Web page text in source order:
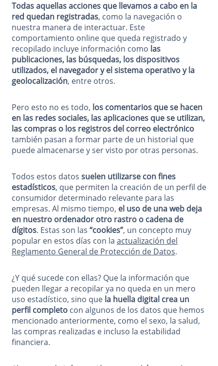
Todas aquellas acciones que llevamos a cabo en la
red quedan registradas, como la navegación o
nuestra manera de interactuar. Este
comportamiento online que queda registrado y
recopilado incluye información como las
publicaciones, las búsquedas, los dispositivos
utilizados, el navegador y el sistema operativo y la
geolocalización, entre otros.
Pero esto no es todo, los comentarios que se hacen
en las redes sociales, las aplicaciones que se utilizan,
las compras o los registros del correo electrónico
también pasan a formar parte de un historial que
puede almacenarse y ser visto por otras personas.
Todos estos datos suelen utilizarse con fines
estadísticos, que permiten la creación de un perfil de
consumidor determinado relevante para las
empresas. Al mismo tiempo, el uso de una web deja
en nuestro ordenador otro rastro o cadena de
dígitos. Estas son las “cookies”, un concepto muy
popular en estos días con la actualización del
Reglamento General de Protección de Datos.
¿Y qué sucede con ellas? Que la información que
pueden llegar a recopilar ya no queda en un mero
uso estadístico, sino que la huella digital crea un
perfil completo con algunos de los datos que hemos
mencionado anteriormente, como el sexo, la salud,
las compras realizadas e incluso la estabilidad
financiera.